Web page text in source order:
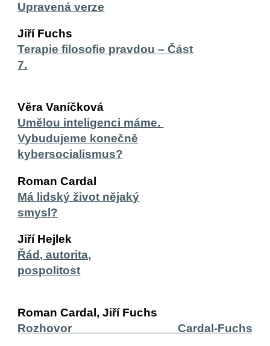
Upravená verze
Jiří Fuchs
Terapie filosofie pravdou – Část
7.
Věra Vaníčková
Umělou inteligenci máme.
Vybudujeme konečně
kybersocialismus?
Roman Cardal
Má lidský život nějaký
smysl?
Jiří Hejlek
Řád, autorita,
pospolitost
Roman Cardal, Jiří Fuchs
Rozhovor Cardal-Fuchs